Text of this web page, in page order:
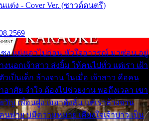
แต่ง - Cover Ver. (ซาวด์ดนตรี)
ซง แย่งเอาไปก่อน หัวใจอาวรณ์ มาซ่อน อยู่
นอกเจ้าสาว ส่งยิ้ม ให้คนไปทั่ว แต่เรา เฝ้า
เป็นเด็ก ล้างจาน ในเมื่อ เจ้าสาว คือคน
าศัย จำใจ ต้องไปช่วยงาน พอถึงเวลา เขา
ญ เพื่อนฝูง เฮฮาดังลั่น แต่เราล้างจาน
นพ่าย บ่มีความหมาย เคียงใจเจ้าบ่าว เป็น